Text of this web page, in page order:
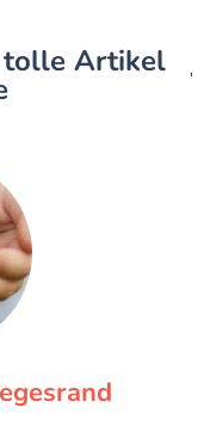
tolle Artikel